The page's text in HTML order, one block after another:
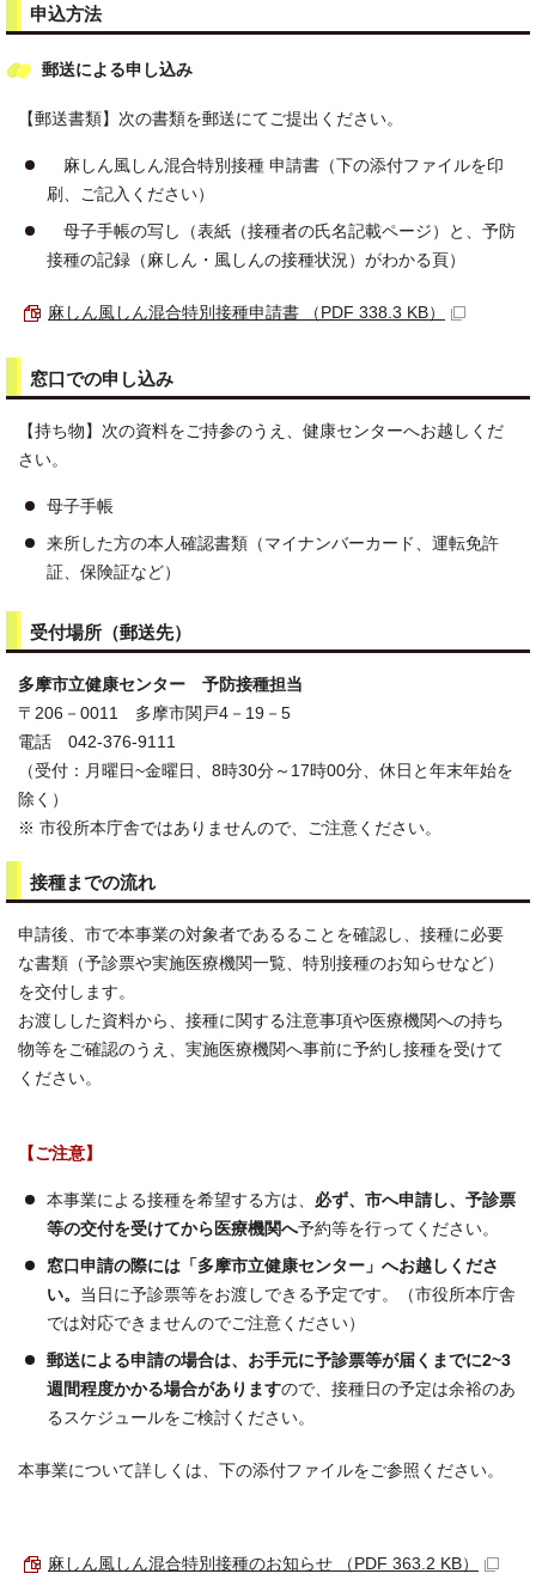
申込方法
郵送による申し込み
【郵送書類】次の書類を郵送にてご提出ください。
麻しん風しん混合特別接種 申請書（下の添付ファイルを印
刷、ご記入ください）
母子手帳の写し（表紙（接種者の氏名記載ページ）と、予防
接種の記録（麻しん・風しんの接種状況）がわかる頁）
麻しん風しん混合特別接種申請書 （PDF 338.3 KB）
窓口での申し込み
【持ち物】次の資料をご持参のうえ、健康センターへお越しくだ
さい。
母子手帳
来所した方の本人確認書類（マイナンバーカード、運転免許
証、保険証など）
受付場所（郵送先）
多摩市立健康センター 予防接種担当
〒206－0011 多摩市関戸4－19－5
電話 042-376-9111
（受付：月曜日~金曜日、8時30分～17時00分、休日と年末年始を
除く）
※ 市役所本庁舎ではありませんので、ご注意ください。
接種までの流れ
申請後、市で本事業の対象者であるることを確認し、接種に必要
な書類（予診票や実施医療機関一覧、特別接種のお知らせなど）
を交付します。
お渡しした資料から、接種に関する注意事項や医療機関への持ち
物等をご確認のうえ、実施医療機関へ事前に予約し接種を受けて
ください。
【ご注意】
本事業による接種を希望する方は、 必ず、市へ申請し、予診票
等の交付を受けてから医療機関へ予約等を行ってください。
窓口申請の際には「多摩市立健康センター」へお越しくださ
い。 当日に予診票等をお渡しできる予定です。（市役所本庁舎
では対応できませんのでご注意ください）
郵送による申請の場合は、お手元に予診票等が届くまでに2~3
週間程度かかる場合がありますので、接種日の予定は余裕のあ
るスケジュールをご検討ください。
本事業について詳しくは、下の添付ファイルをご参照ください。
麻しん風しん混合特別接種のお知らせ （PDF 363.2 KB）